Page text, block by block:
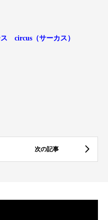
circus（サーカス）